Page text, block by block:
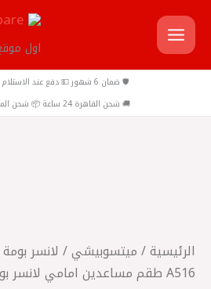
تخطي
إلى
المحتوى
اول
🛡️ ضمان 6 شهور 💵 دفع عند الاستلام 🔄 استبدال سهل
🚚 شحن القاهرة 24 ساعة 📦 شحن المحافظات 72 ساعة
الرئيسية/ ميتسوبيشي/ لانسر بومة
A516 طقم مساعدين امامي لانسر بومة 1.6 – اسبرانزا H*
كوري
A516